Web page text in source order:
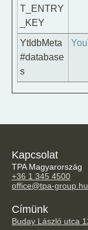
T_ENTRY
_KEY
YtIdbMeta
#database
s
Kapcsolat
TPA Magyarország
+36 1 345 4500
office@tpa-group.hu
Címünk
Buday László utca